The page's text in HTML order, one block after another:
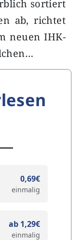
sortiert
ab, richtet
neuen IHK-
0,69€
einmalig
ab 1,29€
einmalig